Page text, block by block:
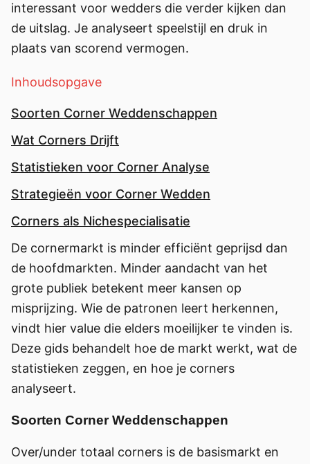
interessant voor wedders die verder kijken dan
de uitslag. Je analyseert speelstijl en druk in
plaats van scorend vermogen.
Inhoudsopgave
Soorten Corner Weddenschappen
Wat Corners Drijft
Statistieken voor Corner Analyse
Strategieën voor Corner Wedden
Corners als Nichespecialisatie
De cornermarkt is minder efficiënt geprijsd dan
de hoofdmarkten. Minder aandacht van het
grote publiek betekent meer kansen op
misprijzing. Wie de patronen leert herkennen,
vindt hier value die elders moeilijker te vinden is.
Deze gids behandelt hoe de markt werkt, wat de
statistieken zeggen, en hoe je corners
analyseert.
Soorten Corner Weddenschappen
Over/under totaal corners is de basismarkt en